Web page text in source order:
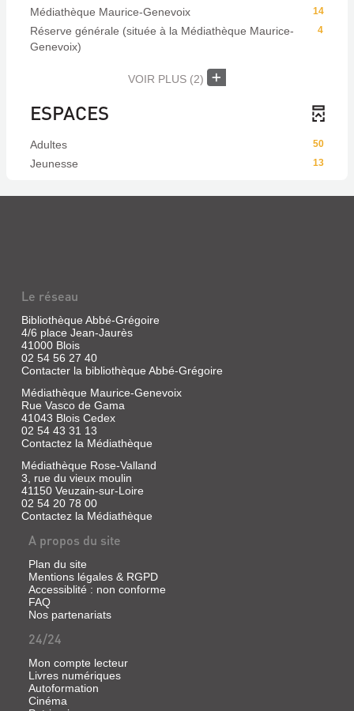
14
Médiathèque Maurice-Genevoix
4
Réserve générale (située à la Médiathèque Maurice-
Genevoix)
VOIR PLUS (2)
ESPACES
50
Adultes
13
Jeunesse
Le réseau
Bibliothèque Abbé-Grégoire
4/6 place Jean-Jaurès
41000 Blois
02 54 56 27 40
Contacter la bibliothèque Abbé-Grégoire
Médiathèque Maurice-Genevoix
Rue Vasco de Gama
41043 Blois Cedex
02 54 43 31 13
Contactez la Médiathèque
Médiathèque Rose-Valland
3, rue du vieux moulin
41150 Veuzain-sur-Loire
02 54 20 78 00
Contactez la Médiathèque
A propos du site
Plan du site
Mentions légales & RGPD
Accessiblité : non conforme
FAQ
Nos partenariats
24/24
Mon compte lecteur
Livres numériques
Autoformation
Cinéma